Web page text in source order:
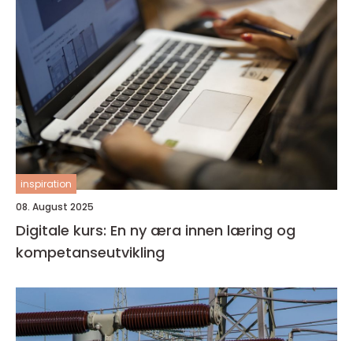
inspiration
08. August 2025
Digitale kurs: En ny æra innen læring og
kompetanseutvikling